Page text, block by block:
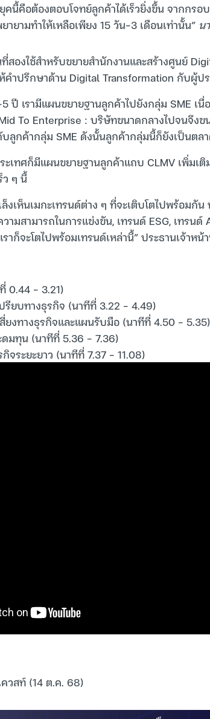
นี้คือต้องตอบโจทย์ลูกค้าได้เร็วยิ่งขึ้น จากกรอ
ายามทำให้เหลือเพียง 15 วัน-3 เดือนเท่านั้น” น
สองใช้สำหรับขยายสำนักงานและสร้างศูนย์
คำปรึกษาด้าน Digital Transformation กับผู้ป
ปี เรามีแผนขยายฐานลูกค้าไปยังกลุ่ม SME เ
To Enterprise : บริษัทขนาดกลางไปจนจึง
บลูกค้ากลุ่ม SME ดังนั้นลูกค้ากลุ่มนี้ก็ยังเป็นตล
เทศก็มีแผนขยายฐานลูกค้าแถบ CLMV เพิ่มเ
ว ๆ นี้
เห็นเมกะเทรนด์ต่าง ๆ ที่จะเติบโตไปพร้อมกั
ามสามารถในการแข่งขัน, เทรนด์ ESG, เทรนด์
าก็จะโตไปพร้อมเทรนด์เหล่านี้” ประธานเจ้าหน้
0.44 – 3.21)
รียบทางธุรกิจ (นาทีที่ 3.22 – 4.49)
ยงทางธุรกิจและแผนรับมือ (นาทีที่ 4.50 – 5.35)
มทุน (นาทีที่ 5.36 – 7.36)
จระยะยาว (นาทีที่ 7.37 – 11.08)
วสท์ (14 ต.ค. 68)